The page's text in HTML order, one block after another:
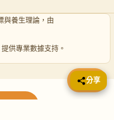
與養生理論，由
供專業數據支持。
📤 分享
分享